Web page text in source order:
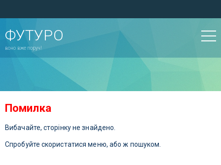
ФУТУРО
воно вже поруч!
Помилка
Вибачайте, сторінку не знайдено.
Спробуйте скористатися меню, або ж пошуком.